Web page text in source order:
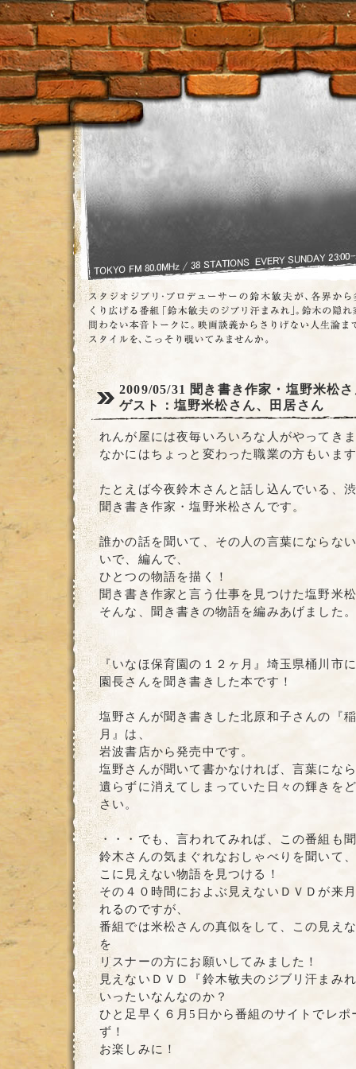
2009/05/31 聞き書き作家・塩野米松
ゲスト：塩野米松さん、田居さん
れんが屋には夜毎いろいろな人がやってき
なかにはちょっと変わった職業の方もいま
たとえば今夜鈴木さんと話し込んでいる、
聞き書き作家・塩野米松さんです。
誰かの話を聞いて、その人の言葉にならな
いで、編んで、
ひとつの物語を描く！
聞き書き作家と言う仕事を見つけた塩野米
そんな、聞き書きの物語を編みあげました。
『いなほ保育園の１２ヶ月』埼玉県桶川市
園長さんを聞き書きした本です！
塩野さんが聞き書きした北原和子さんの『
月』は、
岩波書店から発売中です。
塩野さんが聞いて書かなければ、言葉にな
遺らずに消えてしまっていた日々の輝きを
さい。
・・・でも、言われてみれば、この番組も
鈴木さんの気まぐれなおしゃべりを聞いて
こに見えない物語を見つける！
その４０時間におよぶ見えないＤＶＤが来
れるのですが、
番組では米松さんの真似をして、この見え
を
リスナーの方にお願いしてみました！
見えないＤＶＤ『鈴木敏夫のジブリ汗まみ
いったいなんなのか？
ひと足早く６月5日から番組のサイトでレポ
ず！
お楽しみに！